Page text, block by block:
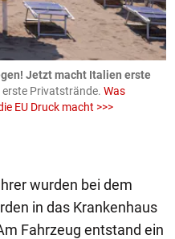
Jetzt macht Italien erste
Privatstrände. Was
EU Druck macht >>>
wurden bei dem
in das Krankenhaus
Fahrzeug entstand ein